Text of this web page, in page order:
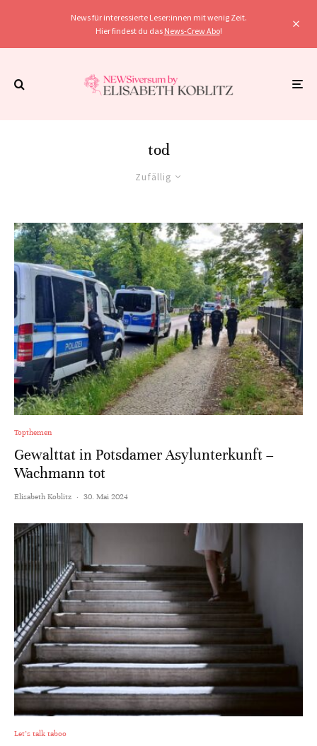
News für interessierte Leser:innen mit wenig Zeit.
Hier findest du das News-Crew Abo!
tod
Zufällig
Topthemen
Gewalttat in Potsdamer Asylunterkunft –
Wachmann tot
Elisabeth Koblitz · 30. Mai 2024
Let's talk taboo